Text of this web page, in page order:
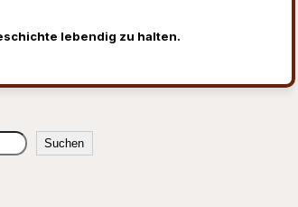
lebendig zu halten.
Suchen